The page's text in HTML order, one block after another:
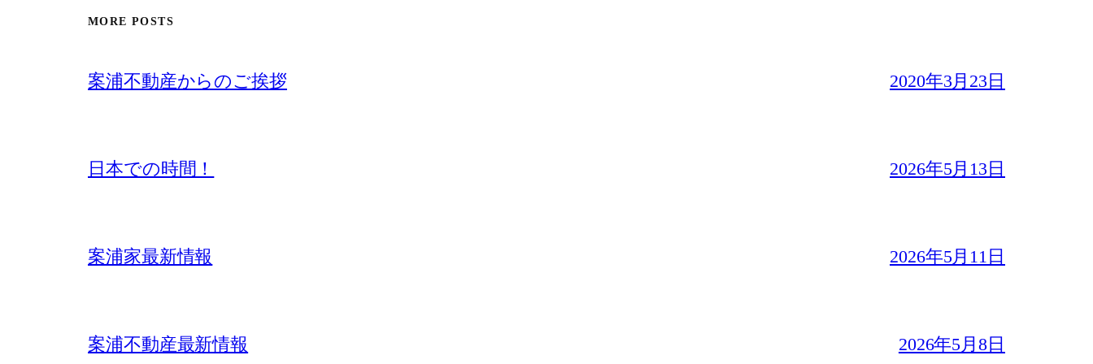
MORE POSTS
案浦不動産からのご挨拶 2020年3月23日
日本での時間！ 2026年5月13日
案浦家最新情報 2026年5月11日
案浦不動産最新情報 2026年5月8日